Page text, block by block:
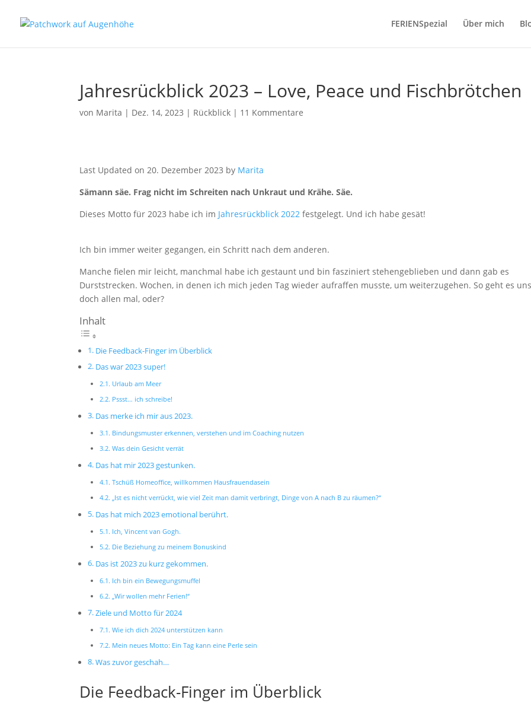
FERIENSpezial Über mich
Jahresrückblick 2023 – Love, Peace und Fischbrötchen
von Marita | Dez. 14, 2023 | Rückblick | 11 Kommentare
Last Updated on 20. Dezember 2023 by Marita
Sämann säe. Frag nicht im Schreiten nach Unkraut und Krähe. Säe.
Dieses Motto für 2023 habe ich im Jahresrückblick 2022 festgelegt. Und ich habe gesät!
Ich bin immer weiter gegangen, ein Schritt nach dem anderen.
Manche fielen mir leicht, manchmal habe ich gestaunt und bin fasziniert stehengeblieben und dann gab es
Durststrecken. Wochen, in denen ich mich jeden Tag wieder aufraffen musste, um weiterzugehen. So geht es uns
doch allen mal, oder?
Inhalt
Die Feedback-Finger im Überblick
Das war 2023 super!
Urlaub am Meer
Pssst… ich schreibe!
Das merke ich mir aus 2023.
Bindungsmuster erkennen, verstehen und im Coaching nutzen
Was dein Gesicht verrät
Das hat mir 2023 gestunken.
Tschüß Homeoffice, willkommen Hausfrauendasein
„Ist es nicht verrückt, wie viel Zeit man damit verbringt, Dinge von A nach B zu räumen?“
Das hat mich 2023 emotional berührt.
Ich, Vincent van Gogh.
Die Beziehung zu meinem Bonuskind
Das ist 2023 zu kurz gekommen.
Ich bin ein Bewegungsmuffel
„Wir wollen mehr Ferien!“
Ziele und Motto für 2024
Wie ich dich 2024 unterstützen kann
Mein neues Motto: Ein Tag kann eine Perle sein
Was zuvor geschah…
Die Feedback-Finger im Überblick